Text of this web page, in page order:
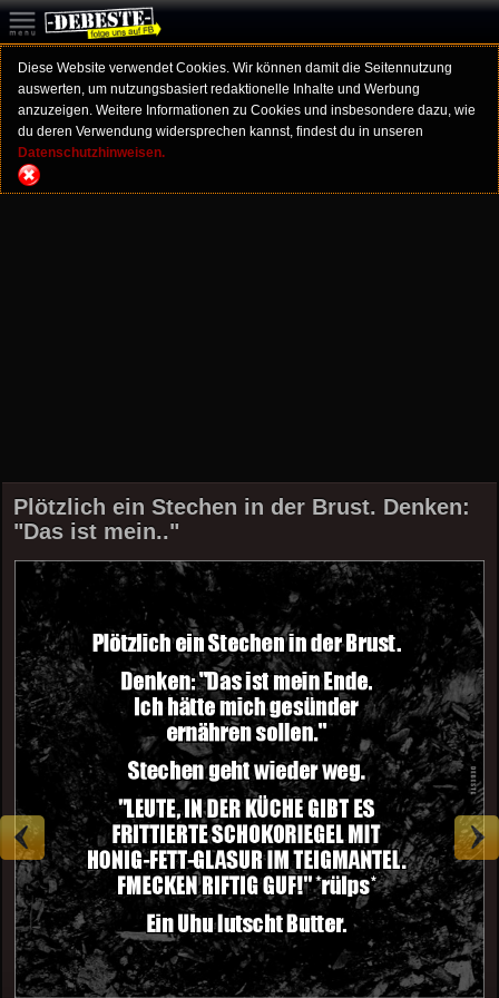
Diese Website verwendet Cookies. Wir können damit die Seitennutzung
auswerten, um nutzungsbasiert redaktionelle Inhalte und Werbung
anzuzeigen. Weitere Informationen zu Cookies und insbesondere dazu, wie
du deren Verwendung widersprechen kannst, findest du in unseren
Datenschutzhinweisen.
Plötzlich ein Stechen in der Brust. Denken:
"Das ist mein.."